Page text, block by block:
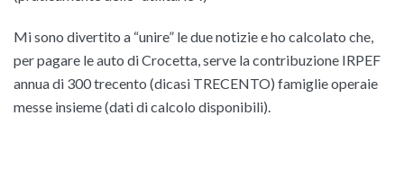
Mi sono divertito a “unire” le due notizie e ho calcolato che,
per pagare le auto di Crocetta, serve la contribuzione IRPEF
annua di 300 trecento (dicasi TRECENTO) famiglie operaie
messe insieme (dati di calcolo disponibili).